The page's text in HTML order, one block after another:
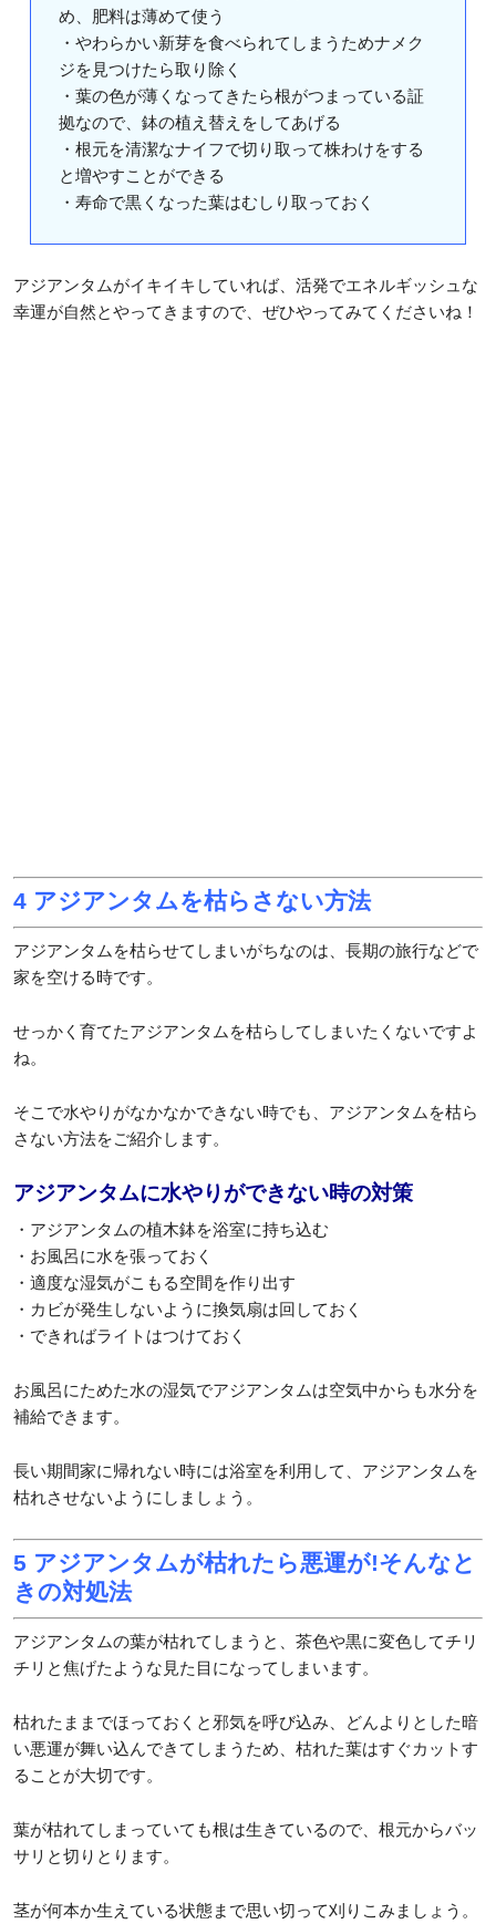
め、肥料は薄めて使う
・やわらかい新芽を食べられてしまうためナメク
ジを見つけたら取り除く
・葉の色が薄くなってきたら根がつまっている証
拠なので、鉢の植え替えをしてあげる
・根元を清潔なナイフで切り取って株わけをする
と増やすことができる
・寿命で黒くなった葉はむしり取っておく
アジアンタムがイキイキしていれば、活発でエネルギッシュな
幸運が自然とやってきますので、ぜひやってみてくださいね！
4 アジアンタムを枯らさない方法
アジアンタムを枯らせてしまいがちなのは、長期の旅行などで
家を空ける時です。
せっかく育てたアジアンタムを枯らしてしまいたくないですよ
ね。
そこで水やりがなかなかできない時でも、アジアンタムを枯ら
さない方法をご紹介します。
アジアンタムに水やりができない時の対策
・アジアンタムの植木鉢を浴室に持ち込む
・お風呂に水を張っておく
・適度な湿気がこもる空間を作り出す
・カビが発生しないように換気扇は回しておく
・できればライトはつけておく
お風呂にためた水の湿気でアジアンタムは空気中からも水分を
補給できます。
長い期間家に帰れない時には浴室を利用して、アジアンタムを
枯れさせないようにしましょう。
5 アジアンタムが枯れたら悪運が!そんなと
きの対処法
アジアンタムの葉が枯れてしまうと、茶色や黒に変色してチリ
チリと焦げたような見た目になってしまいます。
枯れたままでほっておくと邪気を呼び込み、どんよりとした暗
い悪運が舞い込んできてしまうため、枯れた葉はすぐカットす
ることが大切です。
葉が枯れてしまっていても根は生きているので、根元からバッ
サリと切りとります。
茎が何本か生えている状態まで思い切って刈りこみましょう。